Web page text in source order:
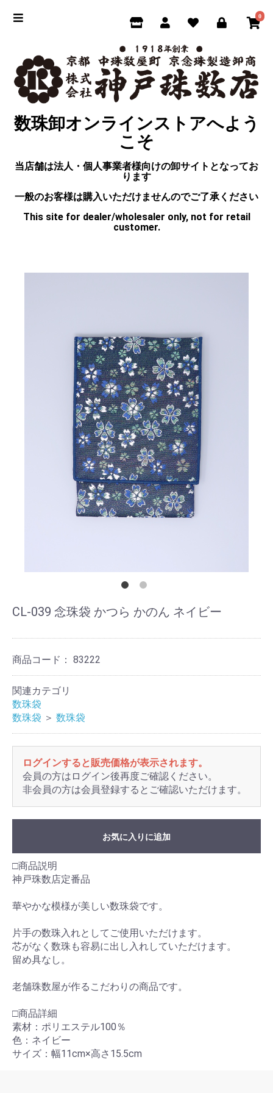
0
数珠卸オンラインストアへよう
こそ
当店舗は法人・個人事業者様向けの卸サイトとなってお
ります
一般のお客様は購入いただけませんのでご了承ください
This site for dealer/wholesaler only, not for retail
customer.
CL-039 念珠袋 かつら かのん ネイビー
商品コード： 83222
関連カテゴリ
数珠袋
数珠袋 ＞ 数珠袋
ログインすると販売価格が表示されます。
会員の方はログイン後再度ご確認ください。
非会員の方は会員登録するとご確認いただけます。
お気に入りに追加
□商品説明
神戸珠数店定番品
華やかな模様が美しい数珠袋です。
片手の数珠入れとしてご使用いただけます。
芯がなく数珠も容易に出し入れしていただけます。
留め具なし。
老舗珠数屋が作るこだわりの商品です。
□商品詳細
素材：ポリエステル100％
色：ネイビー
サイズ：幅11cm×高さ15.5cm